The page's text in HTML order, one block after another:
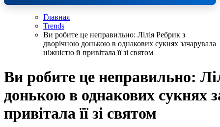
Главная
Trends
Ви робите це неправильно: Лілія Ребрик з
дворічною донькою в однакових сукнях зачарувала
ніжністю й привітала її зі святом
Ви робите це неправильно:
донькою в однакових сукнях
привітала її зі святом